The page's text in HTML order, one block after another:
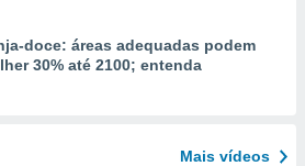
doce: áreas adequadas podem
30% até 2100; entenda
Mais vídeos